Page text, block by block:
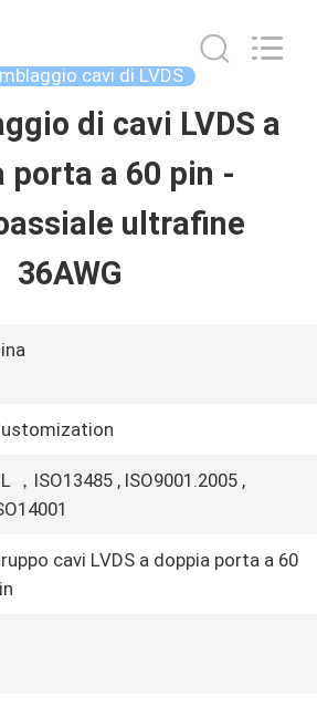
cavi di LVDS
di cavi LVDS a
porta a 60 pin -
ultrafine
36AWG
，ISO13485 , ISO9001.2005 ,
cavi LVDS a doppia porta a 60